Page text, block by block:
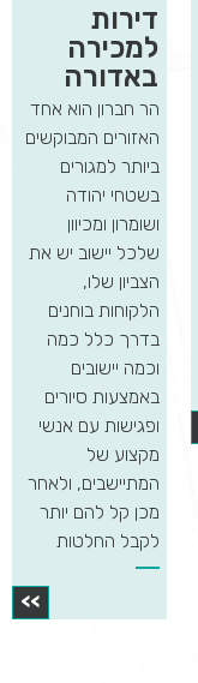
דירות
למכירה
באדורה
הר חברון הוא אחד
האזורים המבוקשים
ביותר למגורים
בשטחי יהודה
ושומרון ומכיוון
שלכל יישוב יש את
הצביון שלו,
הלקוחות בוחנים
בדרך כלל כמה
וכמה יישובים
באמצעות סיורים
ופגישות עם אנשי
מקצוע של
המתיישבים, ולאחר
מכן קל להם יותר
לקבל החלטות
>>